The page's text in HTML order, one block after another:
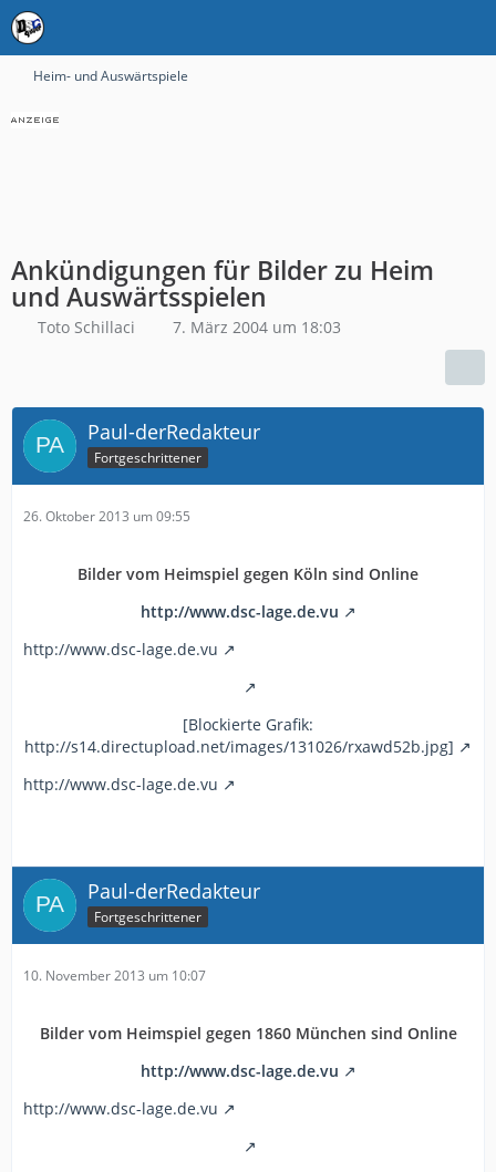
Heim- und Auswärtspiele
Ankündigungen für Bilder zu Heim
und Auswärtsspielen
Toto Schillaci 7. März 2004 um 18:03
Paul-derRedakteur
Fortgeschrittener
26. Oktober 2013 um 09:55
Bilder vom Heimspiel gegen Köln sind Online
http://www.dsc-lage.de.vu
http://www.dsc-lage.de.vu
[Blockierte Grafik:
http://s14.directupload.net/images/131026/rxawd52b.jpg]
http://www.dsc-lage.de.vu
Paul-derRedakteur
Fortgeschrittener
10. November 2013 um 10:07
Bilder vom Heimspiel gegen 1860 München sind Online
http://www.dsc-lage.de.vu
http://www.dsc-lage.de.vu